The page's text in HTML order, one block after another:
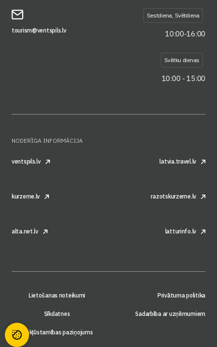
tourism@ventspils.lv
Sestdiena, Svētdiena
10:00-16:00
Svētku dienas
10:00 - 15:00
NODERĪGA INFORMĀCIJA
ventspils.lv latvia.travel.lv
kurzeme.lv razotskurzeme.lv
alta.net.lv latturinfo.lv
Lietošanas noteikumi Privātuma politika
Sīkdatnes Sadarbība ar uzņēmumiem
Piekļūstamības paziņojums